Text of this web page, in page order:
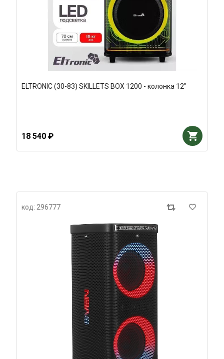
ELTRONIC (30-83) SKILLETS BOX 1200 - колонка 12"
18 540 ₽
код: 296777